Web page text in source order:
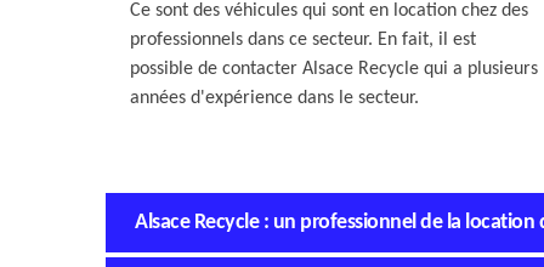
Ce sont des véhicules qui sont en location chez des
professionnels dans ce secteur. En fait, il est
possible de contacter Alsace Recycle qui a plusieurs
années d'expérience dans le secteur.
Alsace Recycle : un professionnel de la location